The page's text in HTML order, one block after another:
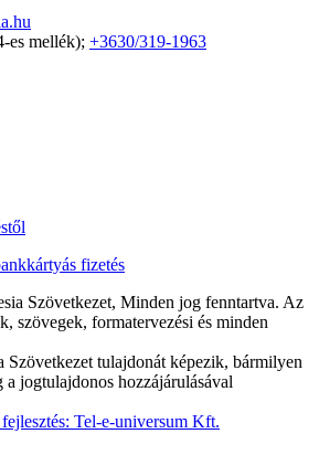
es mellék); +3630/319-1963
Szövetkezet, Minden jog fenntartva. Az
szövegek, formatervezési és minden
Szövetkezet tulajdonát képezik, bármilyen
a jogtulajdonos hozzájárulásával
Tel-e-universum Kft.